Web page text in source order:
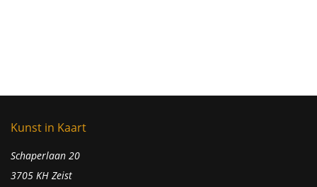
Kunst in Kaart
Schaperlaan 20
3705 KH Zeist